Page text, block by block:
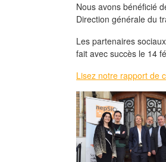
Nous avons bénéficié
Direction générale du
Les partenaires
fait avec succès le 14
Lisez notre rapport de